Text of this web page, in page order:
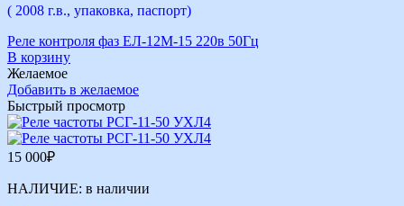
( 2008 г.в., упаковка, паспорт)
Реле контроля фаз ЕЛ-12М-15 220в 50Гц
В корзину
Желаемое
Добавить в желаемое
Быстрый просмотр
15 000₽
НАЛИЧИЕ: в наличии